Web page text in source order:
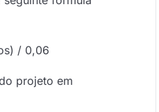
/ 0,06
projeto em